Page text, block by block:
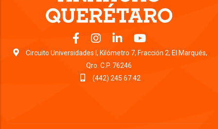
Circuito Universidades l, Kilómetro 7, Fracción 2, El Marqués,
Qro. C.P. 76246
(442) 245 67 42